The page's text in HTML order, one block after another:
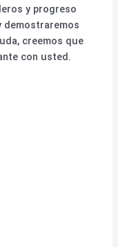
y progreso
demostraremos
creemos que
con usted.